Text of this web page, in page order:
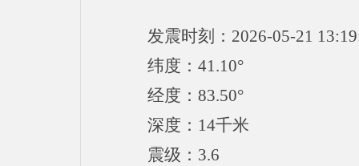
发震时刻：2026-05-21
纬度：41.10°
经度：83.50°
深度：14千米
震级：3.6